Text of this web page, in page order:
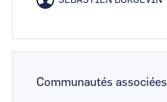
Communautés associées